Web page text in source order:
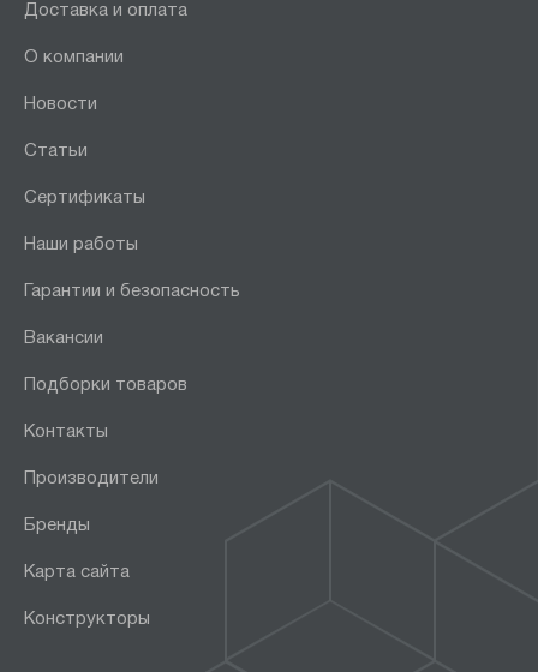
Доставка и оплата
О компании
Новости
Статьи
Сертификаты
Наши работы
Гарантии и безопасность
Вакансии
Подборки товаров
Контакты
Производители
Бренды
Карта сайта
Конструкторы